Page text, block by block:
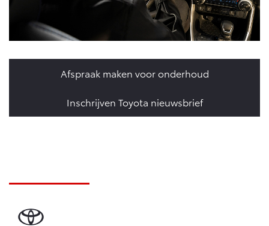
Afspraak maken voor onderhoud
Inschrijven Toyota nieuwsbrief